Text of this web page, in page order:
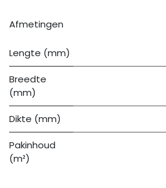
Afmetingen
Lengte (mm)
Breedte
(mm)
Dikte (mm)
Pakinhoud
(m²)